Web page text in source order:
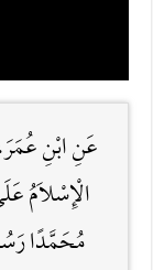
عَنِ ابْنِ
الْإِسْلاَمُ
مُحَمَّدًا